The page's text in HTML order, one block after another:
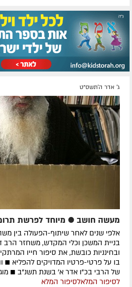
ג' אדר ה׳תשס״ט
מעשה חושב ● מיוחד לפרשת
אלפי שנים לאחר שיתוף-הפעולה בין
בניית המשכן וכלי המקדש, משחזר הרב דב
ובחינניות כובשת, את סיפור חייו
בו על פרטי-פרטיו המדויקים להפליא ■
של הרבי בכ"ו אדר א' בשנת תשנ"ב ■
לסיפור המלאלסיפור המלא